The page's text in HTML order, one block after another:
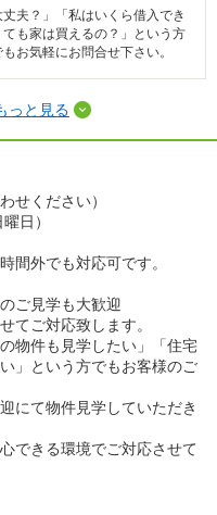
丈夫？」「私はいくら借入でき
も家は買えるの？」という方
お気軽にお問合せ下さい。
っと見る
せください）
日）
間外でも対応可です。
ご見学も大歓迎
てご対応致します。
物件も見学したい」「住宅
」という方でもお客様のご
にて物件見学していただき
できる環境でご対応させて